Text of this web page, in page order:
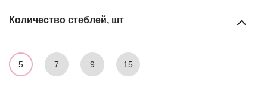
Количество стеблей, шт
5 7 9 15